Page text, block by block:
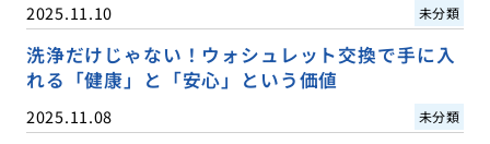
2025.11.10 未分類
洗浄だけじゃない！ウォシュレット交換で手に入
れる「健康」と「安心」という価値
2025.11.08 未分類